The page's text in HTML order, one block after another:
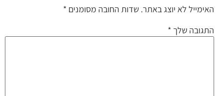
האימייל לא יוצג באתר. שדות החובה מסומנים *
התגובה שלך *